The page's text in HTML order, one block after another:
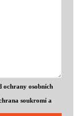
ochrany osobních
soukromí a